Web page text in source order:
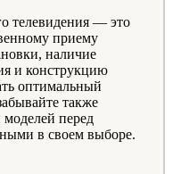
телевидения — это
приему
наличие
и конструкцию
оптимальный
также
перед
в своем выборе.